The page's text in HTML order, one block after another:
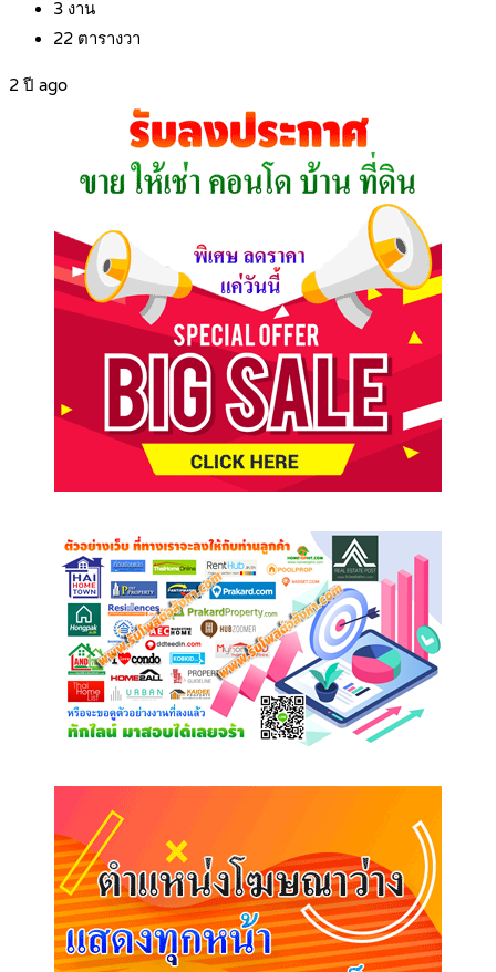
3 งาน
22 ตารางวา
2 ปี ago